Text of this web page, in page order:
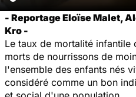
- Reportage Eloïse Malet,
Kro -
Le taux de mortalité
morts de nourrissons de
l'ensemble des enfants nés
considéré comme un bon